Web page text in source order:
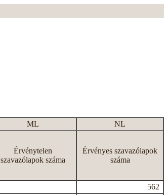
ML
NL
Érvénytelen
szavazólapok száma
Érvényes szavazólapok
száma
562